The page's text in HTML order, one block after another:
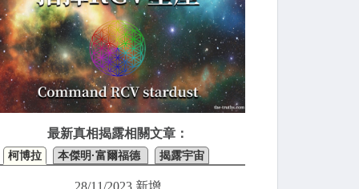
最新真相揭露相關文章：
柯博拉 本傑明·富爾福德 揭露宇宙
28/11/2023 新增